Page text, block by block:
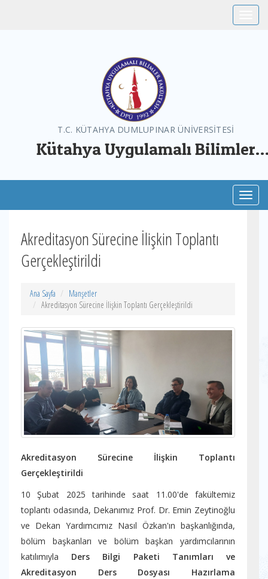
T.C. KÜTAHYA DUMLUPINAR ÜNİVERSİTESİ
Kütahya Uygulamalı Bilimler
Akreditasyon Sürecine İlişkin Toplantı
Gerçekleştirildi
Ana Sayfa
Manşetler
Akreditasyon Sürecine İlişkin Toplantı Gerçekleştirildi
Akreditasyon Sürecine İlişkin Toplantı
Gerçekleştirildi
10 Şubat 2025 tarihinde saat 11.00'de fakültemiz
toplantı odasında, Dekanımız Prof. Dr. Emin Zeytinoğlu
ve Dekan Yardımcımız Nasıl Özkan'ın başkanlığında,
bölüm başkanları ve bölüm başkan yardımcılarının
katılımıyla Ders Bilgi Paketi Tanımları ve
Akreditasyon Ders Dosyası Hazırlama